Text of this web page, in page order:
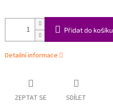
Přidat do košíku
Detailní informace
ZEPTAT SE SDÍLET